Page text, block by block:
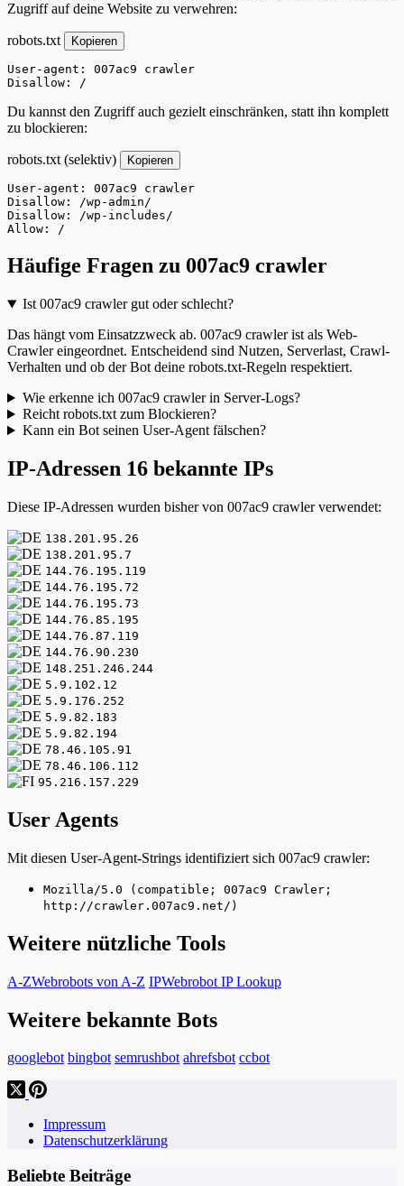
Zugriff auf deine Website zu verwehren:
robots.txt Kopieren
User-agent: 007ac9 crawler
Disallow: /
Du kannst den Zugriff auch gezielt einschränken, statt ihn komplett
zu blockieren:
robots.txt (selektiv) Kopieren
User-agent: 007ac9 crawler
Disallow: /wp-admin/
Disallow: /wp-includes/
Allow: /
Häufige Fragen zu 007ac9 crawler
Ist 007ac9 crawler gut oder schlecht?
Das hängt vom Einsatzzweck ab. 007ac9 crawler ist als Web-
Crawler eingeordnet. Entscheidend sind Nutzen, Serverlast, Crawl-
Verhalten und ob der Bot deine robots.txt-Regeln respektiert.
Wie erkenne ich 007ac9 crawler in Server-Logs?
Reicht robots.txt zum Blockieren?
Kann ein Bot seinen User-Agent fälschen?
IP-Adressen 16 bekannte IPs
Diese IP-Adressen wurden bisher von 007ac9 crawler verwendet:
138.201.95.26
138.201.95.7
144.76.195.119
144.76.195.72
144.76.195.73
144.76.85.195
144.76.87.119
144.76.90.230
148.251.246.244
5.9.102.12
5.9.176.252
5.9.82.183
5.9.82.194
78.46.105.91
78.46.106.112
95.216.157.229
User Agents
Mit diesen User-Agent-Strings identifiziert sich 007ac9 crawler:
Mozilla/5.0 (compatible; 007ac9 Crawler;
http://crawler.007ac9.net/)
Weitere nützliche Tools
A-ZWebrobots von A-Z IPWebrobot IP Lookup
Weitere bekannte Bots
googlebot bingbot semrushbot ahrefsbot ccbot
Impressum
Datenschutzerklärung
Beliebte Beiträge